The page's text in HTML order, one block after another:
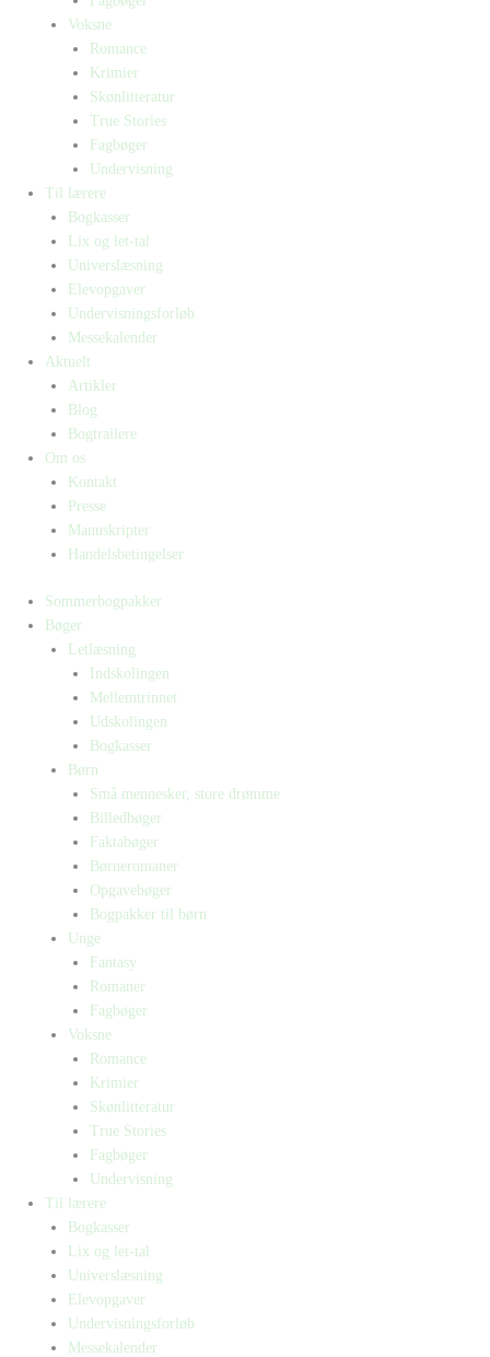
Voksne
Romance
Krimier
Skønlitteratur
True Stories
Fagbøger
Undervisning
Til lærere
Bogkasser
Lix og let-tal
Universlæsning
Elevopgaver
Undervisningsforløb
Messekalender
Aktuelt
Artikler
Blog
Bogtrailere
Om os
Kontakt
Presse
Manuskripter
Handelsbetingelser
Sommerbogpakker
Bøger
Letlæsning
Indskolingen
Mellemtrinnet
Udskolingen
Bogkasser
Børn
Små mennesker, store drømme
Billedbøger
Faktabøger
Børneromaner
Opgavebøger
Bogpakker til børn
Unge
Fantasy
Romaner
Fagbøger
Voksne
Romance
Krimier
Skønlitteratur
True Stories
Fagbøger
Undervisning
Til lærere
Bogkasser
Lix og let-tal
Universlæsning
Elevopgaver
Undervisningsforløb
Messekalender